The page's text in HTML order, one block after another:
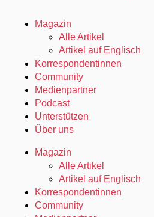
Magazin
Alle Artikel
Artikel auf Englisch
Korrespondentinnen
Community
Medienpartner
Podcast
Unterstützen
Über uns
Magazin
Alle Artikel
Artikel auf Englisch
Korrespondentinnen
Community